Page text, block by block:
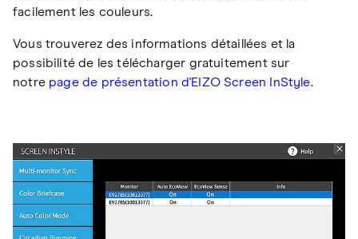
facilement les couleurs.
Vous trouverez des informations détaillées et la
possibilité de les télécharger gratuitement sur
notre page de présentation d'EIZO Screen InStyle.